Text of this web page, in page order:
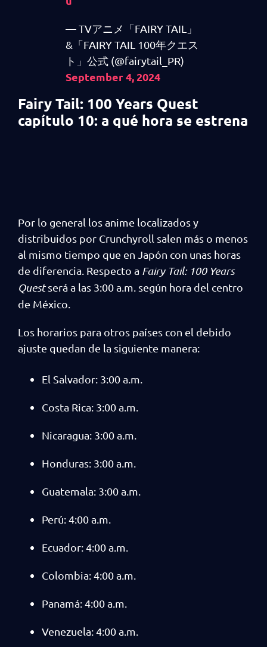
— TVアニメ「FAIRY TAIL」
&「FAIRY TAIL 100年クエス
ト」公式 (@fairytail_PR)
September 4, 2024
Fairy Tail: 100 Years Quest
capítulo 10: a qué hora se estrena
Por lo general los anime localizados y
distribuidos por Crunchyroll salen más o menos
al mismo tiempo que en Japón con unas horas
de diferencia. Respecto a Fairy Tail: 100 Years
Questserá a las 3:00 a.m. según hora del centro
de México.
Los horarios para otros países con el debido
ajuste quedan de la siguiente manera:
El Salvador: 3:00 a.m.
Costa Rica: 3:00 a.m.
Nicaragua: 3:00 a.m.
Honduras: 3:00 a.m.
Guatemala: 3:00 a.m.
Perú: 4:00 a.m.
Ecuador: 4:00 a.m.
Colombia: 4:00 a.m.
Panamá: 4:00 a.m.
Venezuela: 4:00 a.m.